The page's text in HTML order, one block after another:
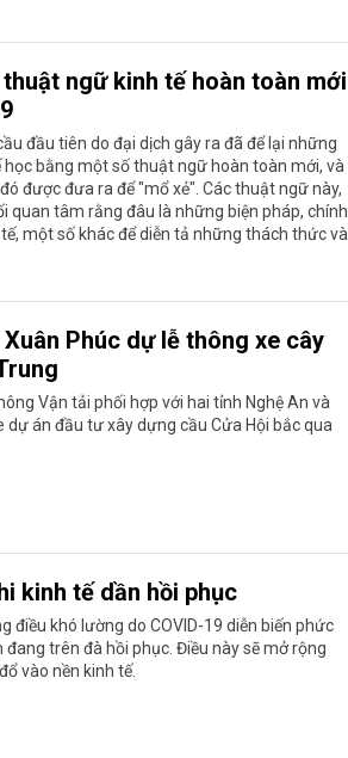
ngữ kinh tế hoàn toàn mới
đầu tiên do đại dịch gây ra đã để lại những
bằng một số thuật ngữ hoàn toàn mới, và
được đưa ra để "mổ xẻ". Các thuật ngữ này,
quan tâm rằng đâu là những biện pháp, chính
một số khác để diễn tả những thách thức và
Phúc dự lễ thông xe cây
Vận tải phối hợp với hai tỉnh Nghệ An và
dự án đầu tư xây dựng cầu Cửa Hội bắc qua
kinh tế dần hồi phục
điều khó lường do COVID-19 diễn biến phức
trên đà hồi phục. Điều này sẽ mở rộng
vào nền kinh tế.